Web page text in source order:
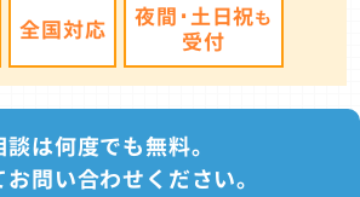
全国対応 夜間･土日祝も
受付
談は何度でも無料。
問い合わせください。